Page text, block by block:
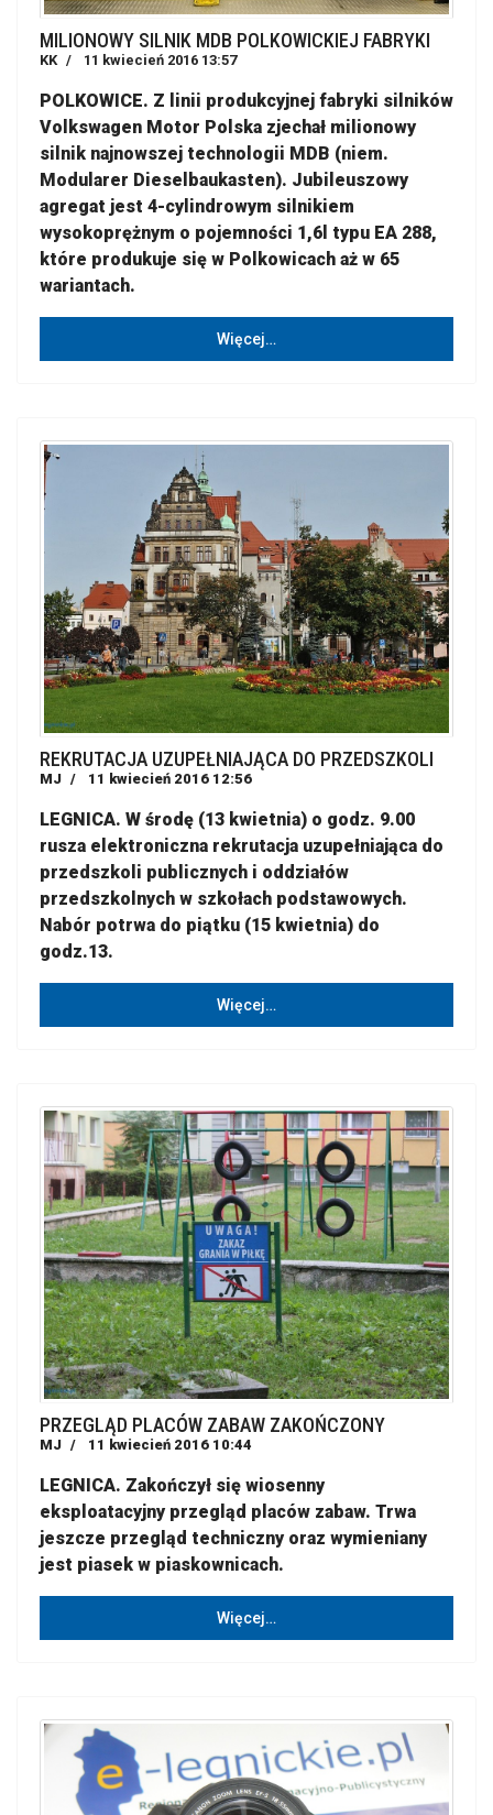
MILIONOWY SILNIK MDB POLKOWICKIEJ FABRYKI
KK 11 kwiecień 2016 13:57
POLKOWICE. Z linii produkcyjnej fabryki silników
Volkswagen Motor Polska zjechał milionowy
silnik najnowszej technologii MDB (niem.
Modularer Dieselbaukasten). Jubileuszowy
agregat jest 4-cylindrowym silnikiem
wysokoprężnym o pojemności 1,6l typu EA 288,
które produkuje się w Polkowicach aż w 65
wariantach.
Więcej…
REKRUTACJA UZUPEŁNIAJĄCA DO PRZEDSZKOLI
MJ 11 kwiecień 2016 12:56
LEGNICA. W środę (13 kwietnia) o godz. 9.00
rusza elektroniczna rekrutacja uzupełniająca do
przedszkoli publicznych i oddziałów
przedszkolnych w szkołach podstawowych.
Nabór potrwa do piątku (15 kwietnia) do
godz.13.
Więcej…
PRZEGLĄD PLACÓW ZABAW ZAKOŃCZONY
MJ 11 kwiecień 2016 10:44
LEGNICA. Zakończył się wiosenny
eksploatacyjny przegląd placów zabaw. Trwa
jeszcze przegląd techniczny oraz wymieniany
jest piasek w piaskownicach.
Więcej…